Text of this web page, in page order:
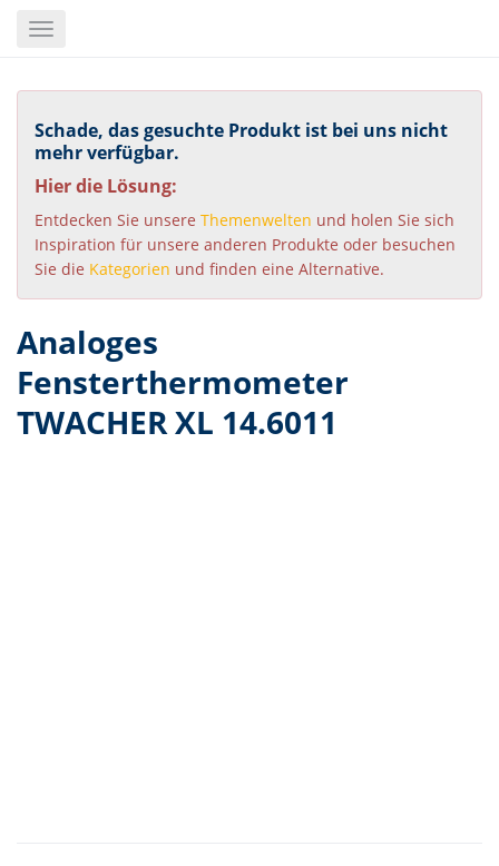
content
Toggle
Schade, das gesuchte Produkt ist bei uns nicht
mehr verfügbar.
Hier die Lösung:
Entdecken Sie unsere Themenwelten und holen Sie sich
Inspiration für unsere anderen Produkte oder besuchen
Sie die Kategorien und finden eine Alternative.
Analoges
Fensterthermometer
TWACHER XL 14.6011